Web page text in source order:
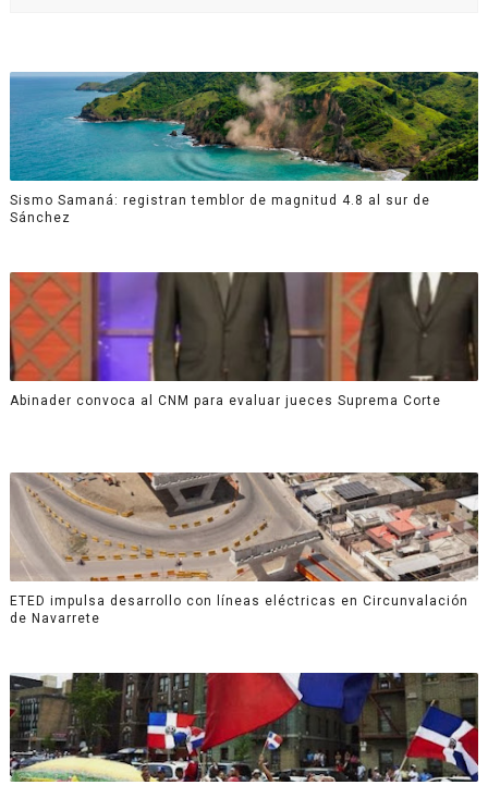
Sismo Samaná: registran temblor de magnitud 4.8 al sur de
Sánchez
Abinader convoca al CNM para evaluar jueces Suprema Corte
ETED impulsa desarrollo con líneas eléctricas en Circunvalación
de Navarrete